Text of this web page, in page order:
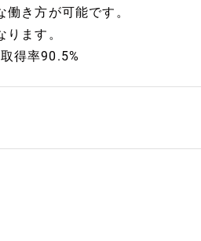
き方が可能です。
ます。
得率90.5%